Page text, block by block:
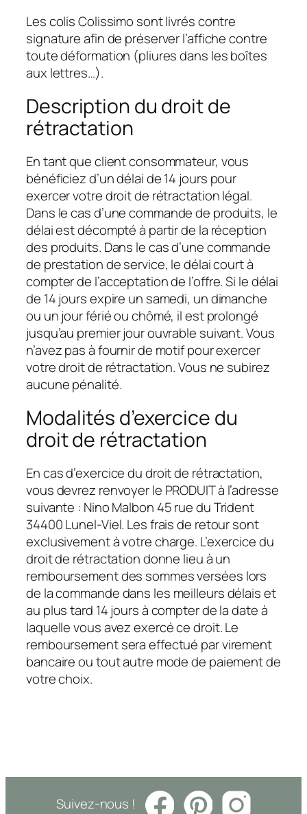
Les colis Colissimo sont livrés contre
signature afin de préserver l’affiche contre
toute déformation (pliures dans les boîtes
aux lettres…).
Description du droit de
rétractation
En tant que client consommateur, vous
bénéficiez d’un délai de 14 jours pour
exercer votre droit de rétractation légal.
Dans le cas d’une commande de produits, le
délai est décompté à partir de la réception
des produits. Dans le cas d’une commande
de prestation de service, le délai court à
compter de l’acceptation de l’offre. Si le délai
de 14 jours expire un samedi, un dimanche
ou un jour férié ou chômé, il est prolongé
jusqu’au premier jour ouvrable suivant. Vous
n’avez pas à fournir de motif pour exercer
votre droit de rétractation. Vous ne subirez
aucune pénalité.
Modalités d’exercice du
droit de rétractation
En cas d’exercice du droit de rétractation,
vous devrez renvoyer le PRODUIT à l’adresse
suivante : Nino Malbon 45 rue du Trident
34400 Lunel-Viel. Les frais de retour sont
exclusivement à votre charge. L’exercice du
droit de rétractation donne lieu à un
remboursement des sommes versées lors
de la commande dans les meilleurs délais et
au plus tard 14 jours à compter de la date à
laquelle vous avez exercé ce droit. Le
remboursement sera effectué par virement
bancaire ou tout autre mode de paiement de
votre choix.
Suivez-nous !